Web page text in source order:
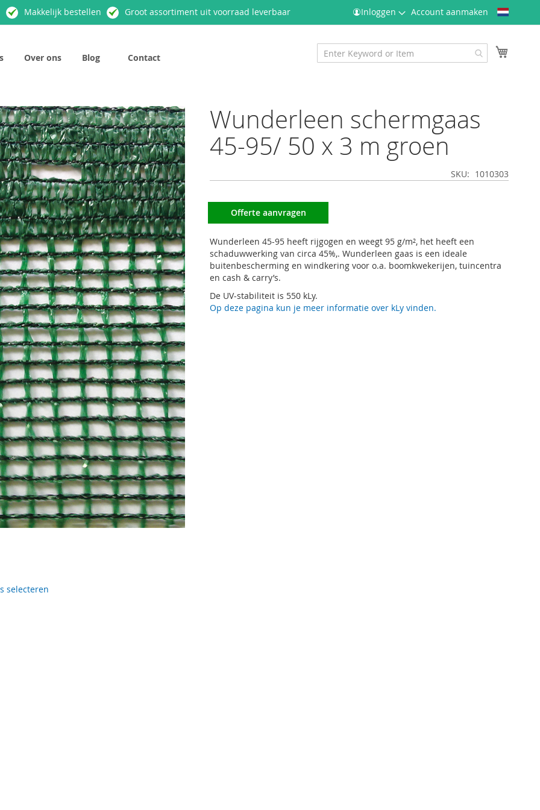
Taal
Makkelijk bestellen Groot assortiment uit voorraad leverbaar Inloggen Account aanmaken
Over ons Blog Contact
Wunderleen schermgaas
45-95/ 50 x 3 m groen
SKU 1010303
Offerte aanvragen
Wunderleen 45-95 heeft rijgogen en weegt 95 g/m², het heeft een
schaduwwerking van circa 45%,. Wunderleen gaas is een ideale
buitenbescherming en windkering voor o.a. boomkwekerijen, tuincentra
en cash & carry’s.
De UV-stabiliteit is 550 kLy.
Op deze pagina kun je meer informatie over kLy vinden.
selecteren